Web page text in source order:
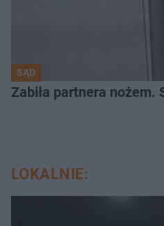
SĄD
Zabiła partnera nożem.
LOKALNIE: